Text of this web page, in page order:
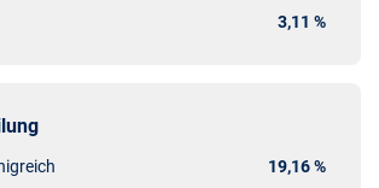
3,11 %
19,16 %